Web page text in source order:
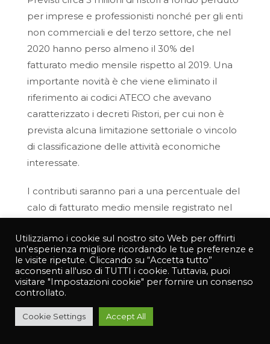
per imprese e professionisti nonché per gli enti
non commerciali e del terzo settore, che nel
2020 hanno perso almeno il 30% del
fatturato medio mensile rispetto al 2019. Una
importante novità è che viene eliminato il
riferimento ai codici ATECO che avevano
caratterizzato i decreti Ristori, per cui non è
prevista alcuna limitazione settoriale o vincolo
di classificazione delle attività economiche
interessate.
I contributi saranno pari a una percentuale del
calo di fatturato medio mensile registrato nel
Sono state individuate cinque fasce di ristoro
basate sul fatturato 2019:
– 60% della perdita media mensile per
fatturati inferiori a 100.000 euro
– 50% per fatturati fra 100.000 e 400.000
Utilizziamo i cookie sul nostro sito Web per offrirti
un'esperienza migliore ricordando le tue preferenze e
le visite ripetute. Cliccando su “Accetta tutto”
acconsenti all'uso di TUTTI i cookie. Tuttavia, puoi
visitare "Impostazioni cookie" per fornire un consenso
controllato.
Cookie Settings Accept All